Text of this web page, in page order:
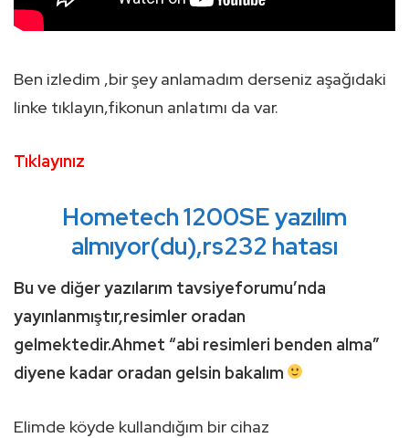
Ben izledim ,bir şey anlamadım derseniz aşağıdaki
linke tıklayın,fikonun anlatımı da var.
Tıklayınız
Hometech 1200SE yazılım
almıyor(du),rs232 hatası
Bu ve diğer yazılarım tavsiyeforumu’nda
yayınlanmıştır,resimler oradan
gelmektedir.Ahmet “abi resimleri benden alma”
diyene kadar oradan gelsin bakalım
Elimde köyde kullandığım bir cihaz